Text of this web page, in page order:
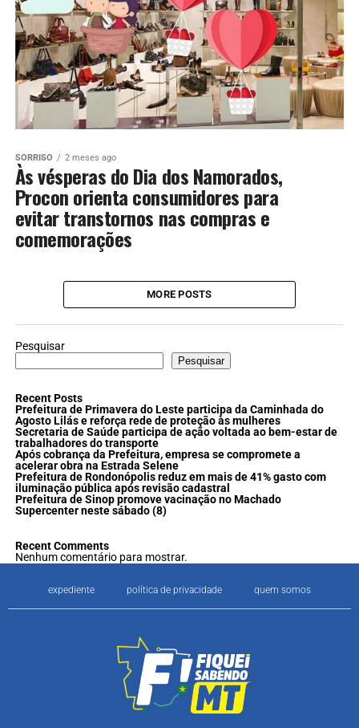
SORRISO 2 meses ago
Às vésperas do Dia dos Namorados,
Procon orienta consumidores para
evitar transtornos nas compras e
comemorações
MORE POSTS
Pesquisar
Pesquisar
Recent Posts
Prefeitura de Primavera do Leste participa da Caminhada do
Agosto Lilás e reforça rede de proteção às mulheres
Secretaria de Saúde participa de ação voltada ao bem-estar de
trabalhadores do transporte
Após cobrança da Prefeitura, empresa se compromete a
acelerar obra na Estrada Selene
Prefeitura de Rondonópolis reduz em mais de 41% gasto com
iluminação pública após revisão cadastral
Prefeitura de Sinop promove vacinação no Machado
Supercenter neste sábado (8)
Recent Comments
Nenhum comentário para mostrar.
expediente política de privacidade quem somos